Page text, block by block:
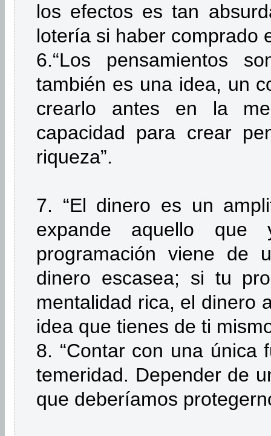
los efectos es tan
lotería si haber comprado
6.“Los pensamientos
también es una idea, un
crearlo antes en la
capacidad para crear
riqueza”.
7. “El dinero es un
expande aquello
programación viene de
dinero escasea; si tu
mentalidad rica, el dinero
idea que tienes de ti
8. “Contar con una única
temeridad. Depender de
que deberíamos